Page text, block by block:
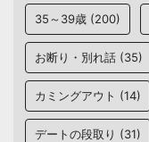
35～39歳 (200)
お断り・別れ話 (35)
カミングアウト (14)
デートの段取り (31)